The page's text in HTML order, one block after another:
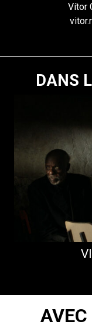
Vítor
DANS